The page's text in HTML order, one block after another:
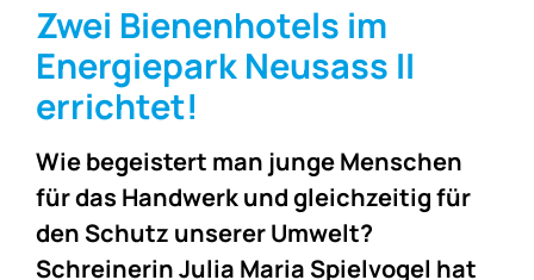
Zwei Bienenhotels im
Energiepark Neusass II
errichtet!
Wie begeistert man junge Menschen
für das Handwerk und gleichzeitig für
den Schutz unserer Umwelt?
Schreinerin Julia Maria Spielvogel hat